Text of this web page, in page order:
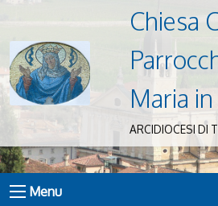
Chiesa
Maria
ARCIDIOCESI DI
Menu